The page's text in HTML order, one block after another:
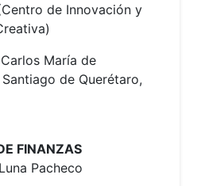
de Innovación y
María de
de Querétaro,
FINANZAS
Pacheco